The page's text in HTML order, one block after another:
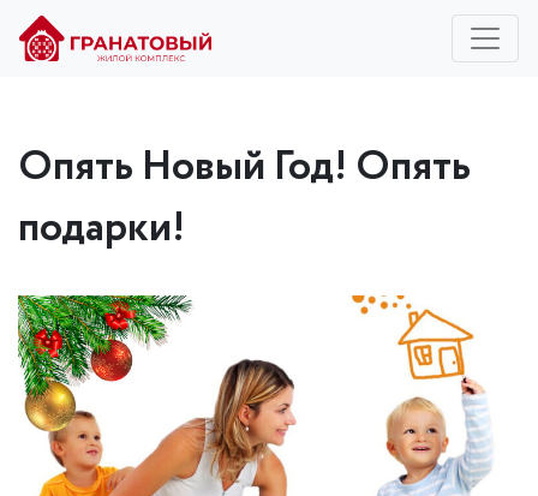
Опять Новый Год! Опять
подарки!